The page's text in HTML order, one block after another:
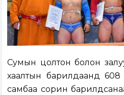
Сумын цолтон болон
хаалтын барилдаанд 608
самбаа сорин